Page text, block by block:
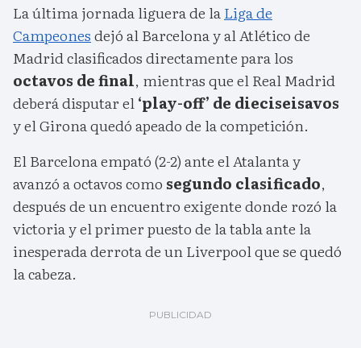
La última jornada liguera de laLiga de
Campeonesdejó al Barcelona y al Atlético de
Madrid clasificados directamente para los
octavos de final, mientras que el Real Madrid
deberá disputar el‘play-off’ de dieciseisavos
y el Girona quedó apeado de la competición.
El Barcelona empató (2-2) ante el Atalanta y
avanzó a octavos como segundo clasificado,
después de un encuentro exigente donde rozó la
victoria y el primer puesto de la tabla ante la
inesperada derrota de un Liverpool que se quedó
la cabeza.